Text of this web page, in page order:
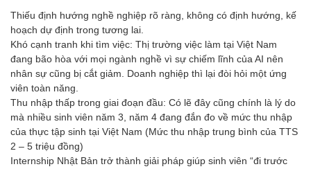
Thiếu định hướng nghề nghiệp rõ ràng, không có định hướng, kế
hoạch dự định trong tương lai.
Khó cạnh tranh khi tìm việc: Thị trường việc làm tại Việt Nam
đang bão hòa với mọi ngành nghề vì sự chiếm lĩnh của AI nên
nhân sự cũng bị cắt giảm. Doanh nghiệp thì lại đòi hỏi một ứng
viên toàn năng.
Thu nhập thấp trong giai đoạn đầu: Có lẽ đây cũng chính là lý do
mà nhiều sinh viên năm 3, năm 4 đang đắn đo về mức thu nhập
của thực tập sinh tại Việt Nam (Mức thu nhập trung bình của TTS
2 – 5 triệu đồng)
Internship Nhật Bản trở thành giải pháp giúp sinh viên “đi trước